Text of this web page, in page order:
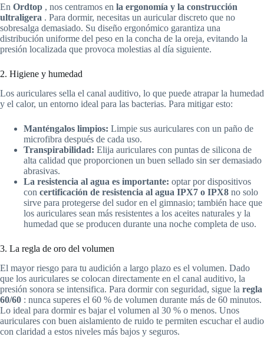
En Ordtop , nos centramos en la ergonomía y la construcción
ultraligera . Para dormir, necesitas un auricular discreto que no
sobresalga demasiado. Su diseño ergonómico garantiza una
distribución uniforme del peso en la concha de la oreja, evitando la
presión localizada que provoca molestias al día siguiente.
2. Higiene y humedad
Los auriculares sella el canal auditivo, lo que puede atrapar la humedad
y el calor, un entorno ideal para las bacterias. Para mitigar esto:
Manténgalos limpios: Limpie sus auriculares con un paño de
microfibra después de cada uso.
Transpirabilidad: Elija auriculares con puntas de silicona de
alta calidad que proporcionen un buen sellado sin ser demasiado
abrasivas.
La resistencia al agua es importante: optar por dispositivos
con certificación de resistencia al agua IPX7 o IPX8 no solo
sirve para protegerse del sudor en el gimnasio; también hace que
los auriculares sean más resistentes a los aceites naturales y la
humedad que se producen durante una noche completa de uso.
3. La regla de oro del volumen
El mayor riesgo para tu audición a largo plazo es el volumen. Dado
que los auriculares se colocan directamente en el canal auditivo, la
presión sonora se intensifica. Para dormir con seguridad, sigue la regla
60/60 : nunca superes el 60 % de volumen durante más de 60 minutos.
Lo ideal para dormir es bajar el volumen al 30 % o menos. Unos
auriculares con buen aislamiento de ruido te permiten escuchar el audio
con claridad a estos niveles más bajos y seguros.